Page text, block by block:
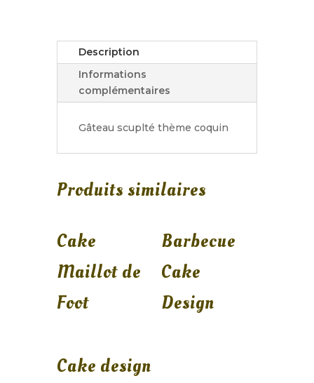
Description
Informations
complémentaires
Gâteau scuplté thème coquin
Produits similaires
Cake
Maillot de
Foot
Barbecue
Cake
Design
Cake design